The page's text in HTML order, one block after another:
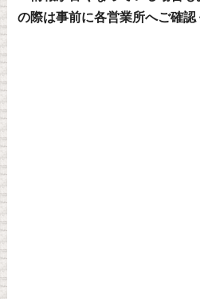
の際は事前に各営業所へご確認